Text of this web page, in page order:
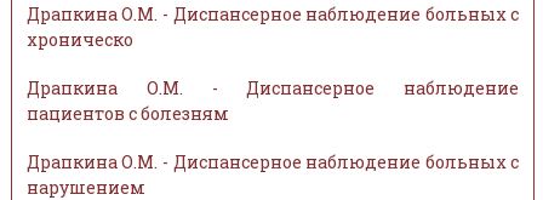
Драпкина О.М. - Диспансерное наблюдение больных с
хроническо
Драпкина О.М. - Диспансерное наблюдение
пациентов с болезням
Драпкина О.М. - Диспансерное наблюдение больных с
нарушением